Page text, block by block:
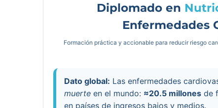
Diplomado en
Enfermedades
Formación práctica y accionable para reducir riesgo
Dato global: Las enfermedades
muerte en el mundo: ≈20.5 millones de
en países de ingresos bajos y medios.